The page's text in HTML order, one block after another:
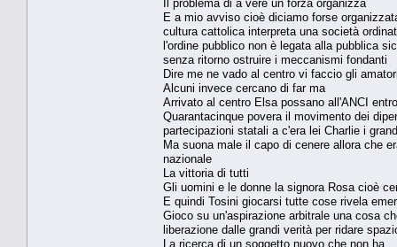
Il problema di a vere un forza organizza
E a mio avviso cioè diciamo forse
cultura cattolica interpreta una società
l'ordine pubblico non è legata alla pubblica
senza ritorno ostruire i meccanismi fondanti
Dire me ne vado al centro vi faccio gli
Alcuni invece cercano di far ma
Arrivato al centro Elsa possano all'ANCI
Quarantacinque povera il movimento dei
partecipazioni statali a c'era lei Charlie i
Ma suona male il capo di cenere allora che
nazionale
La vittoria di tutti
Gli uomini e le donne la signora Rosa cioè
E quindi Tosini giocarsi tutte cose rivela
Gioco su un'aspirazione arbitrale una cosa
liberazione dalle grandi verità per ridare
La ricerca di un soggetto nuovo che non ha